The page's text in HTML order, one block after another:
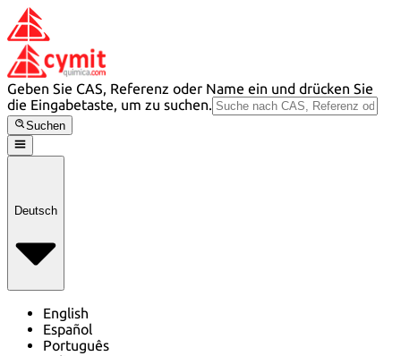
Geben Sie CAS, Referenz oder Name ein und drücken Sie
die Eingabetaste, um zu suchen.
Suchen
Deutsch
English
Español
Português